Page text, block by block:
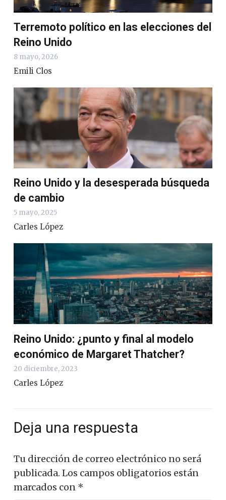
Terremoto político en las elecciones del
Reino Unido
8 mayo, 2026
Emili Clos
Reino Unido y la desesperada búsqueda
de cambio
5 mayo, 2025
Carles López
Reino Unido: ¿punto y final al modelo
económico de Margaret Thatcher?
20 diciembre, 2023
Carles López
Deja una respuesta
Tu dirección de correo electrónico no será
publicada. Los campos obligatorios están
marcados con *